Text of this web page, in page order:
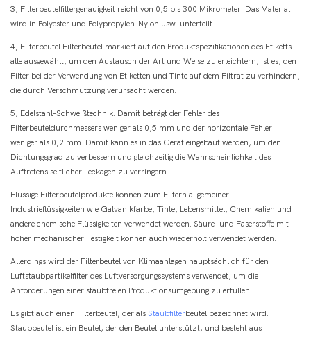
3, Filterbeutelfiltergenauigkeit reicht von 0,5 bis 300 Mikrometer. Das Material
wird in Polyester und Polypropylen-Nylon usw. unterteilt.
4, Filterbeutel Filterbeutel markiert auf den Produktspezifikationen des Etiketts
alle ausgewählt, um den Austausch der Art und Weise zu erleichtern, ist es, den
Filter bei der Verwendung von Etiketten und Tinte auf dem Filtrat zu verhindern,
die durch Verschmutzung verursacht werden.
5, Edelstahl-Schweißtechnik. Damit beträgt der Fehler des
Filterbeuteldurchmessers weniger als 0,5 mm und der horizontale Fehler
weniger als 0,2 mm. Damit kann es in das Gerät eingebaut werden, um den
Dichtungsgrad zu verbessern und gleichzeitig die Wahrscheinlichkeit des
Auftretens seitlicher Leckagen zu verringern.
Flüssige Filterbeutelprodukte können zum Filtern allgemeiner
Industrieflüssigkeiten wie Galvanikfarbe, Tinte, Lebensmittel, Chemikalien und
andere chemische Flüssigkeiten verwendet werden. Säure- und Faserstoffe mit
hoher mechanischer Festigkeit können auch wiederholt verwendet werden.
Allerdings wird der Filterbeutel von Klimaanlagen hauptsächlich für den
Luftstaubpartikelfilter des Luftversorgungssystems verwendet, um die
Anforderungen einer staubfreien Produktionsumgebung zu erfüllen.
Es gibt auch einen Filterbeutel, der als Staubfilterbeutel bezeichnet wird.
Staubbeutel ist ein Beutel, der den Beutel unterstützt, und besteht aus